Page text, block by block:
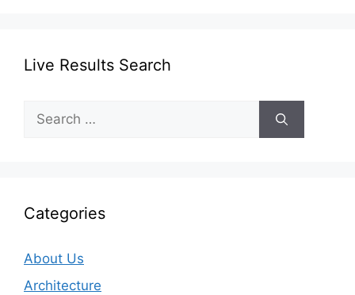
Live Results Search
Search
for:
Categories
About Us
Architecture